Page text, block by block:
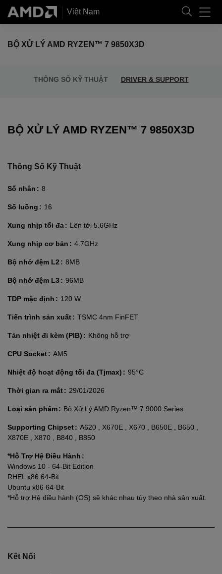
Việt Nam
BỘ XỬ LÝ AMD RYZEN™ 7 9850X3D
THÔNG SỐ KỸ THUẬT DRIVER & SUPPORT
BỘ XỬ LÝ AMD RYZEN™ 7 9850X3D
Thông Số Kỹ Thuật
Số nhân 8
Số luồng 16
Xung nhịp tối đa Lên tới 5.6GHz
Xung nhịp cơ bản 4.7GHz
Bộ nhớ đệm L2 8MB
Bộ nhớ đệm L3 96MB
TDP mặc định 120 W
Tiến trình sản xuất TSMC 4nm FinFET
Tản nhiệt đi kèm (PIB) Không hỗ trợ
CPU Socket AM5
Nhiệt độ hoạt động tối đa (Tjmax) 95°C
Thời gian ra mắt 29/01/2026
Loại sản phẩm Bộ Xử Lý AMD Ryzen™ 7 9000 Series
Supporting Chipset
A620 , X670E , X670 , B650E , B650 ,
X870E , X870 , B840 , B850
*Hỗ Trợ Hệ Điều Hành
Windows 10 - 64-Bit Edition
RHEL x86 64-Bit
Ubuntu x86 64-Bit
*Hỗ trợ Hệ điều hành (OS) sẽ khác nhau tùy theo nhà sản xuất.
Kết Nối